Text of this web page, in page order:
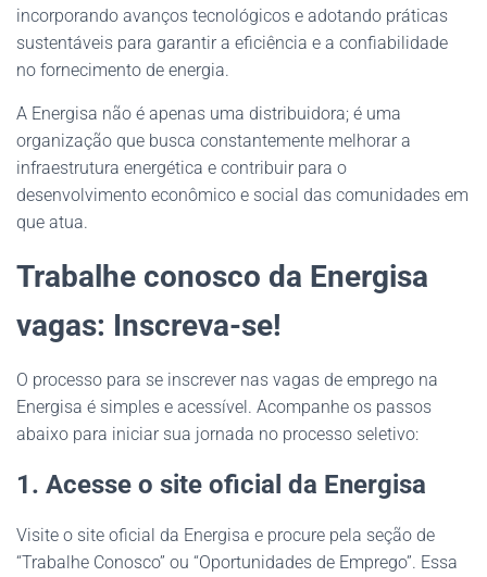
incorporando avanços tecnológicos e adotando práticas
sustentáveis para garantir a eficiência e a confiabilidade
no fornecimento de energia.
A Energisa não é apenas uma distribuidora; é uma
organização que busca constantemente melhorar a
infraestrutura energética e contribuir para o
desenvolvimento econômico e social das comunidades em
que atua.
Trabalhe conosco da Energisa
vagas: Inscreva-se!
O processo para se inscrever nas vagas de emprego na
Energisa é simples e acessível. Acompanhe os passos
abaixo para iniciar sua jornada no processo seletivo:
1. Acesse o site oficial da Energisa
Visite o site oficial da Energisa e procure pela seção de
“Trabalhe Conosco” ou “Oportunidades de Emprego”. Essa